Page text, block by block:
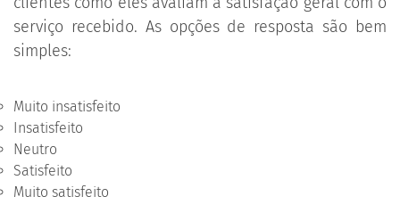
serviço recebido. As opções de resposta são bem
simples:
Muito insatisfeito
Insatisfeito
Neutro
Satisfeito
Muito satisfeito